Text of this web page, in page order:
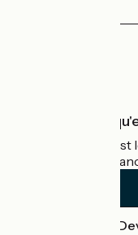
Accueil Vélo
Accueil Vélo c'est
cyclistes en